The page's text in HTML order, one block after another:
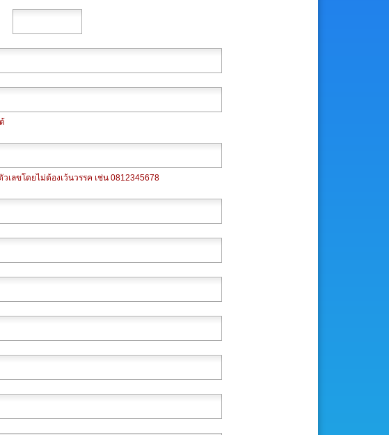
ลขโดยไม่ต้องเว้นวรรค เช่น 0812345678